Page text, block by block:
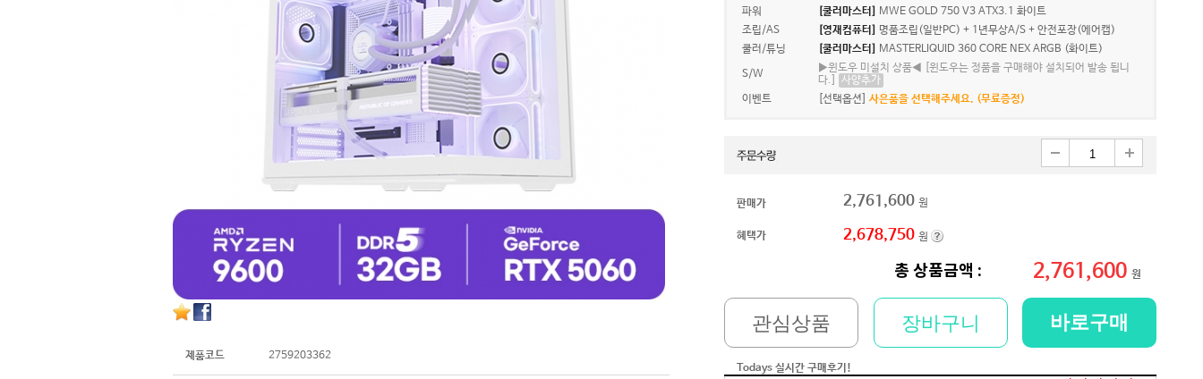
제품코드 2759203362
파워
[쿨러마스터]
MWE GOLD 750 V3 ATX3.1 화이트
조립/AS
[영재컴퓨터]
명품조립(일반PC) + 1년무상A/S + 안전포장(에어캡)
쿨러/튜닝
[쿨러마스터]
MASTERLIQUID 360 CORE NEX ARGB (화이트)
S/W
▶윈도우 미설치 상품◀ [윈도우는 정품을 구매해야 설치되어 발송 됩니
다.]
사양추가
이벤트
[선택옵션] 사은품을 선택해주세요. (무료증정)
판매가 2,761,600 원
혜택가 2,678,750 원
총 상품금액 : 2,761,600 원
관심상품 장바구니 바로구매
Todays 실시간 구매후기!